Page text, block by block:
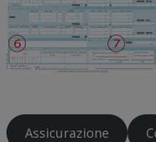
Assicurazione